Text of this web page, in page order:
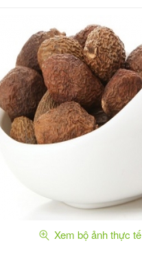
Xem bộ ảnh thực tế